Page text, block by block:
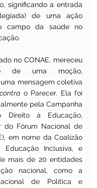
significando a entrada
de uma ação
campo da saúde no
no CONAE, mereceu
mensagem coletiva
contra o Parecer. Ela foi
pela Campanha
Direito à Educação,
do Fórum Nacional de
em nome da Coalizão
Educação Inclusiva, e
mais de 20 entidades
nacional, como a
de Política e